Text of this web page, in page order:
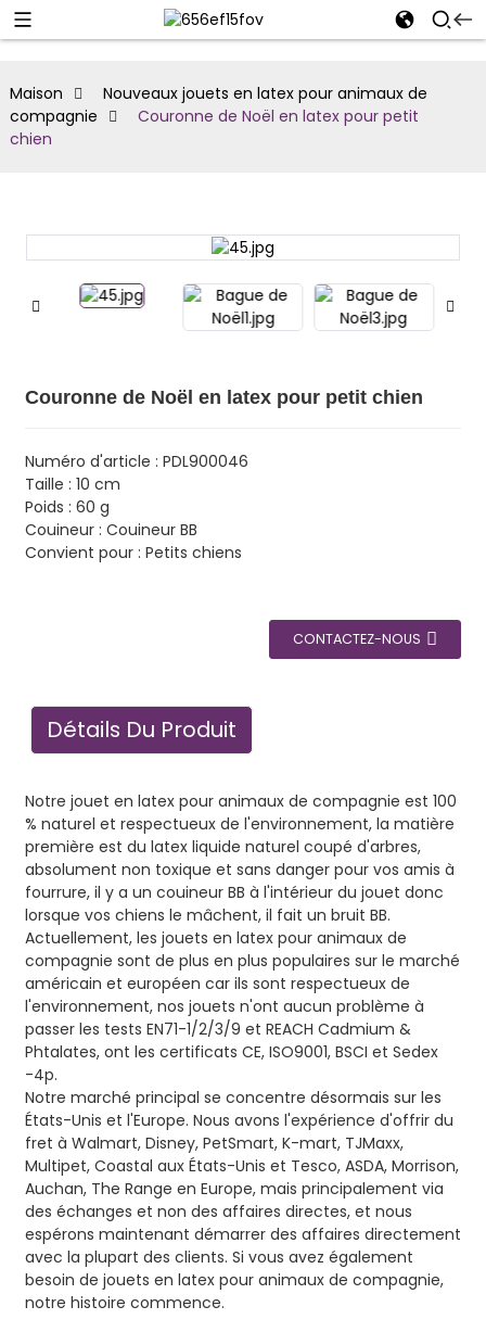
Maison
Nouveaux jouets en latex pour animaux de
compagnie
Couronne de Noël en latex pour petit
chien
Couronne de Noël en latex pour petit chien
Numéro d'article : PDL900046
Taille : 10 cm
Poids : 60 g
Couineur : Couineur BB
Convient pour : Petits chiens
CONTACTEZ-NOUS
Détails Du Produit
Notre jouet en latex pour animaux de compagnie est 100
% naturel et respectueux de l'environnement, la matière
première est du latex liquide naturel coupé d'arbres,
absolument non toxique et sans danger pour vos amis à
fourrure, il y a un couineur BB à l'intérieur du jouet donc
lorsque vos chiens le mâchent, il fait un bruit BB.
Actuellement, les jouets en latex pour animaux de
compagnie sont de plus en plus populaires sur le marché
américain et européen car ils sont respectueux de
l'environnement, nos jouets n'ont aucun problème à
passer les tests EN71-1/2/3/9 et REACH Cadmium &
Phtalates, ont les certificats CE, ISO9001, BSCI et Sedex
-4p.
Notre marché principal se concentre désormais sur les
États-Unis et l'Europe. Nous avons l'expérience d'offrir du
fret à Walmart, Disney, PetSmart, K-mart, TJMaxx,
Multipet, Coastal aux États-Unis et Tesco, ASDA, Morrison,
Auchan, The Range en Europe, mais principalement via
des échanges et non des affaires directes, et nous
espérons maintenant démarrer des affaires directement
avec la plupart des clients. Si vous avez également
besoin de jouets en latex pour animaux de compagnie,
notre histoire commence.